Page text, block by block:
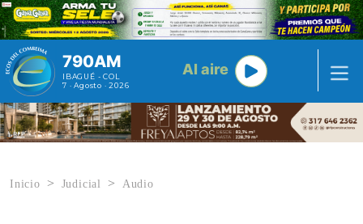
Pasar al contenido principal
790AM
IBAGUÉ - COL
7 · Agosto · 2026
Al aire
Inicio Judicial Audio